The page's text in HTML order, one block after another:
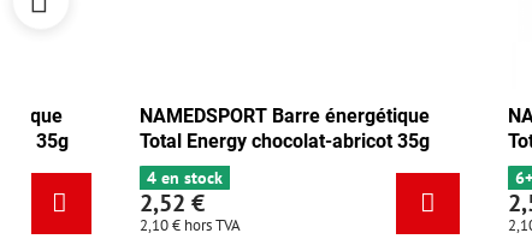
NAMEDSPORT Barre énergétique
Total Energy canneberge-noix 35g
6+ en stock
2,52 €
Total Energy
4 en stock
2,52 €